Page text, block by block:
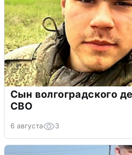
Сын волгоградского
СВО
6 августа 3